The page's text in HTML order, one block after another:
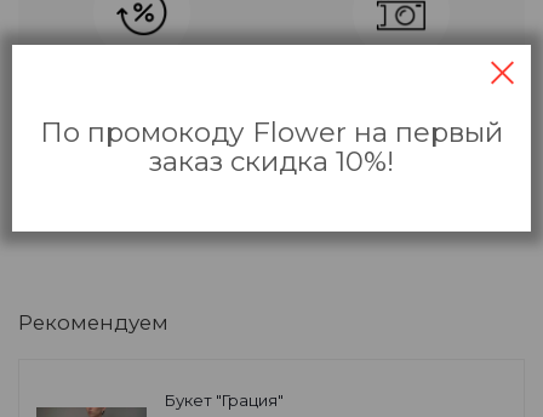
Фото букета перед отправкой.
Рекомендуем
Букет "Грация"
По промокоду Flower на первый
заказ скидка 10%!